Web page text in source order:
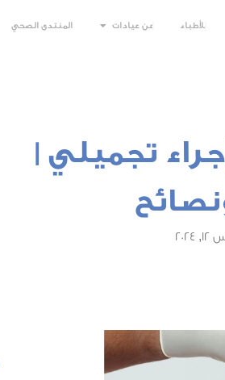
للأطباء عن عيادات
المنتدى الصحي
تجميلي |
2024